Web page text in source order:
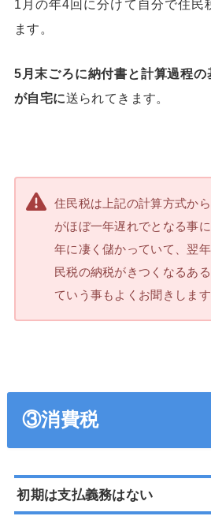
1月の年4回に分けて自分で住民
ます。
5月末ごろに納付書と計算過程
が自宅に送られてきます。
住民税は上記の計算方式か
がほぼ一年遅れでとなる事
年に凄く儲かっていて、翌
民税の納税がきつくなるあ
ていう事もよくお聞きします
③消費税
初期は支払義務はない